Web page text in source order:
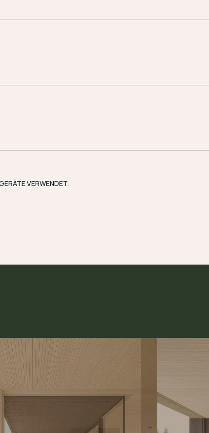
VERWENDET.